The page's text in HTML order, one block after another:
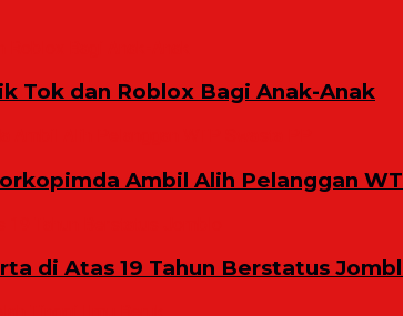
Tok dan Roblox Bagi Anak-Anak
Ambil Alih Pelanggan
di Atas 19 Tahun Berstatus